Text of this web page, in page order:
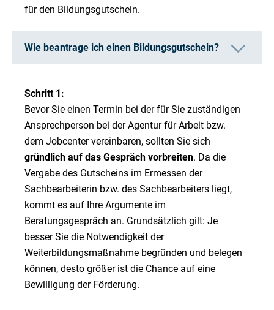
für den Bildungsgutschein.
Wie beantrage ich einen Bildungsgutschein?
Schritt 1:
Bevor Sie einen Termin bei der für Sie zuständigen
Ansprechperson bei der Agentur für Arbeit bzw.
dem Jobcenter vereinbaren, sollten Sie sich
gründlich auf das Gespräch vorbreiten. Da die
Vergabe des Gutscheins im Ermessen der
Sachbearbeiterin bzw. des Sachbearbeiters liegt,
kommt es auf Ihre Argumente im
Beratungsgespräch an. Grundsätzlich gilt: Je
besser Sie die Notwendigkeit der
Weiterbildungsmaßnahme begründen und belegen
können, desto größer ist die Chance auf eine
Bewilligung der Förderung.